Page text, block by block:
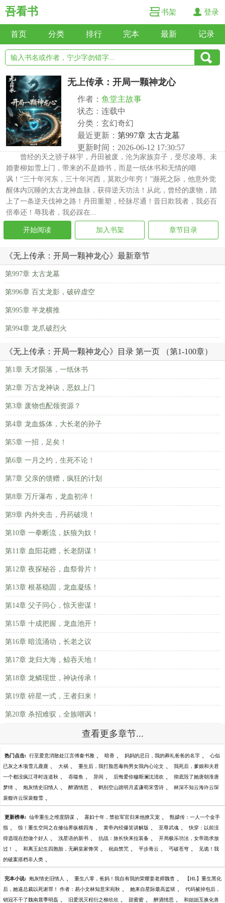
吾看书 书架 登录
首页 分类 排行 完本 最新 记录
无上传承：开局一颗神龙心
作者： 鱼堂主故事
状态：连载中
分类：玄幻奇幻
最近更新： 第997章 太古龙墓
更新时间：2026-06-12 17:30:57
曾经的天之骄子林宇，丹田被废，沦为家族弃子，受尽凌辱。未
婚妻柳如雪上门，带来的不是婚书，而是一纸休书和无情的嘲
讽！“三十年河东，三十年河西，莫欺少年穷！”濒死之际，他意外觉
醒体内沉睡的太古龙神血脉，获得逆天功法！从此，曾经的废物，踏
上了一条逆天伐神之路！丹田重塑，经脉尽通！昔日欺我者，我必百
倍奉还！辱我者，我必踩在...
开始阅读 加入书架 章节目录
《无上传承：开局一颗神龙心》最新章节
第997章 太古龙墓
第996章 百丈龙影，破碎虚空
第995章 半龙横推
第994章 龙爪破烈火
《无上传承：开局一颗神龙心》目录 第一页 （第1-100章）
第1章 天才陨落，一纸休书
第2章 万古龙神诀，恶奴上门
第3章 废物也配领资源？
第4章 龙血炼体，大长老的孙子
第5章 一招，足矣！
第6章 一月之约，生死不论！
第7章 父亲的馈赠，疯狂的计划
第8章 万斤瀑布，龙血初淬！
第9章 内外夹击，丹药破境！
第10章 一拳断流，妖狼为奴！
第11章 血阳花赠，长老阴谋！
第12章 夜探秘谷，血祭骨片！
第13章 根基稳固，龙血凝练！
第14章 父子同心，惊天密谋！
第15章 十成把握，龙血池开！
第16章 暗流涌动，长老之议
第17章 龙归大海，鲸吞天地！
第18章 龙鳞现世，神诀传承！
第19章 碎星一式，王者归来！
第20章 杀招难驭，全族嘲讽！
查看更多章节...
热门点击: 行至爱意消散处江言傅秦书雅 、 暗香 、 妈妈的忌日，我的葬礼爸爸的名字 、 心似
已灰之木项雪儿鹿鹿 、 大祸 、 重生后，我打脸恶毒狗男女我内心论文 、 我死后，爹娘和夫君
一个都没疯江寻时连道秋 、 吞噬鱼 、 异间 、 后悔爱你穆斯澜沈清欢 、 彻底毁了她唐朝淮唐
梦绮 、 炮灰情史旧情人 、 醉酒情思 、 鹤别空山踏明月孟谦荀宋雪诗 、 林深不知云海许云琛
裴馥许云琛裴馥雪 、
更新榜单: 仙帝重生之维度阴谋 、 寡妇十年，禁欲军官归来他撩又宠 、 甄嬛传：一人一个金手
指 、 惊！重生空间之在修仙界纵横四海 、 黄帝内经爆笑讲解版 、 至尊武魂 、 快穿：以前没
得选现在想做个好人 、 浅星语的新书 、 抗战：旅长快来拉装备 、 开局极乐功法，女帝跪求放
过！ 、 和离王妃生四胞胎，无嗣皇家馋哭 、 祝由禁咒 、 平步青云 、 丐破苍穹 、 见诡！我
的破案搭档非人类 、
完本小说: 炮灰情史旧情人 、 重生八零，爸妈！我自有我的荣耀姜老师魏杳 、 【HL】重生黑化
后，她逼总裁以死谢罪！ 作者：易小文林知意宋宛秋 、 她来自星际最高监狱 、 代码被掉包后，
销冠不干了魏南晨季明磊 、 旧爱泯灭程衍之柳欣欣 、 甜蜜蜜 、 醉酒情思 、 和姐姐互换化兽